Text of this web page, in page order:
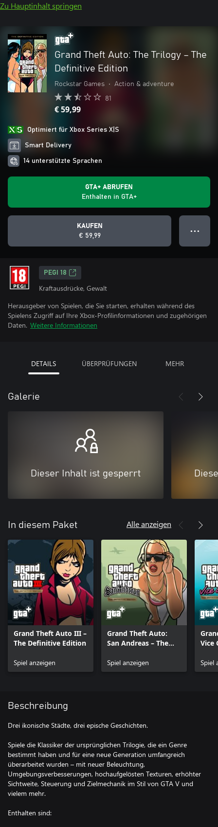
Zu Hauptinhalt springen
Grand Theft Auto: The Trilogy – The
Definitive Edition
Rockstar Games • Action & adventure
81
€ 59,99
Optimiert für Xbox Series X|S
Smart Delivery
14 unterstützte Sprachen
GTA+ ABRUFEN
Enthalten in GTA+
KAUFEN
€ 59,99
● ● ●
PEGI 18
Kraftausdrücke, Gewalt
Herausgeber von Spielen, die Sie starten, erhalten während des
Spielens Zugriff auf Ihre Xbox-Profilinformationen und zugehörigen
Daten. Weitere Informationen
DETAILS ÜBERPRÜFUNGEN MEHR
Galerie
Dieser Inhalt ist gesperrt
In diesem Paket Alle anzeigen
Grand Theft Auto III –
The Definitive Edition
Spiel anzeigen
Grand Theft Auto:
San Andreas – The
Spiel anzeigen
Vice
Spiel
Beschreibung
Drei ikonische Städte, drei epische Geschichten.
Spiele die Klassiker der ursprünglichen Trilogie, die ein Genre
bestimmt haben und für eine neue Generation umfangreich
überarbeitet wurden – mit neuer Beleuchtung,
Umgebungsverbesserungen, hochaufgelösten Texturen, erhöhter
Sichtweite, Steuerung und Zielmechanik im Stil von GTA V und
vielem mehr.
Enthalten sind: